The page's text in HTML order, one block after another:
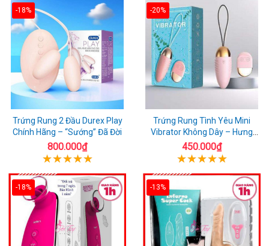
-18%
Trứng Rung 2 Đầu Durex Play
Chính Hãng – “Sướng” Đã Đời
800.000₫
-20%
Trứng Rung Tình Yêu Mini
Vibrator Không Dây – Hưng
Phấn Mọi Nơi
450.000₫
-18% -13%